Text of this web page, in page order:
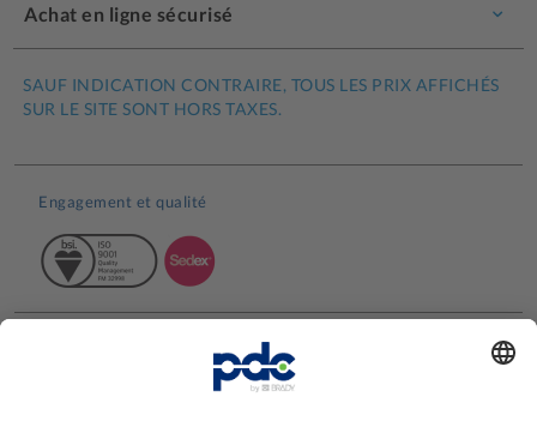
Achat en ligne sécurisé
SAUF INDICATION CONTRAIRE, TOUS LES PRIX AFFICHÉS
SUR LE SITE SONT HORS TAXES.
Engagement et qualité